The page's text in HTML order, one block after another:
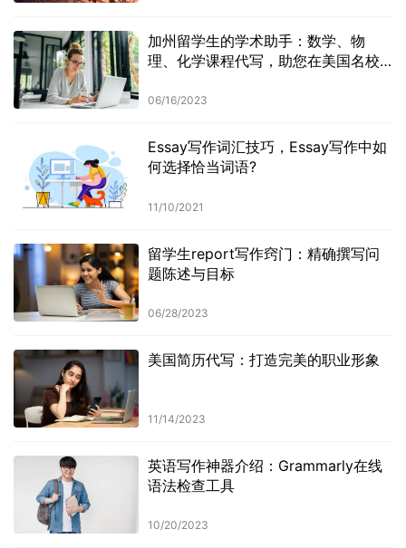
加州留学生的学术助手：数学、物
理、化学课程代写，助您在美国名校
06/16/2023
Essay写作词汇技巧，Essay写作中如
何选择恰当词语?
11/10/2021
留学生report写作窍门：精确撰写问
题陈述与目标
06/28/2023
美国简历代写：打造完美的职业形象
11/14/2023
英语写作神器介绍：Grammarly在线
语法检查工具
10/20/2023